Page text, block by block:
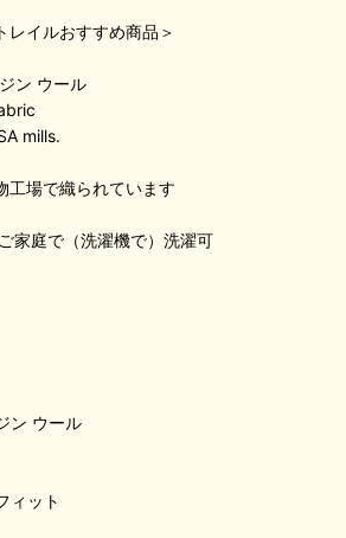
レイルおすすめ商品＞
ン ウール
mills.
工場で織られています
家庭で（洗濯機で）洗濯可
ン ウール
ィット